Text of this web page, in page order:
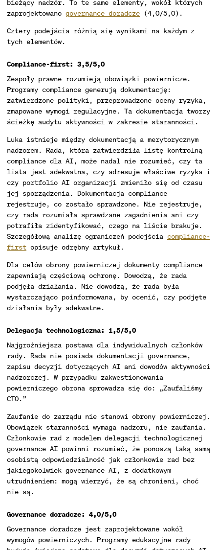
bieżący nadzór. To te same elementy, wokół których
zaprojektowano governance doradcze (4,0/5,0).
Cztery podejścia różnią się wynikami na każdym z
tych elementów.
Compliance-first: 3,5/5,0
Zespoły prawne rozumieją obowiązki powiernicze.
Programy compliance generują dokumentację:
zatwierdzone polityki, przeprowadzone oceny ryzyka,
zmapowane wymogi regulacyjne. Ta dokumentacja tworzy
ścieżkę audytu aktywności w zakresie staranności.
Luka istnieje między dokumentacją a merytorycznym
nadzorem. Rada, która zatwierdziła listę kontrolną
compliance dla AI, może nadal nie rozumieć, czy ta
lista jest adekwatna, czy adresuje właściwe ryzyka i
czy portfolio AI organizacji zmieniło się od czasu
jej sporządzenia. Dokumentacja compliance
rejestruje, co zostało sprawdzone. Nie rejestruje,
czy rada rozumiała sprawdzane zagadnienia ani czy
potrafiła zidentyfikować, czego na liście brakuje.
Szczegółową analizę ograniczeń podejścia compliance-
first opisuje odrębny artykuł.
Dla celów obrony powierniczej dokumenty compliance
zapewniają częściową ochronę. Dowodzą, że rada
podjęła działania. Nie dowodzą, że rada była
wystarczająco poinformowana, by ocenić, czy podjęte
działania były adekwatne.
Delegacja technologiczna: 1,5/5,0
Najgroźniejsza postawa dla indywidualnych członków
rady. Rada nie posiada dokumentacji governance,
zapisu decyzji dotyczących AI ani dowodów aktywności
nadzorczej. W przypadku zakwestionowania
powierniczego obrona sprowadza się do: „Zaufaliśmy
CTO.”
Zaufanie do zarządu nie stanowi obrony powierniczej.
Obowiązek staranności wymaga nadzoru, nie zaufania.
Członkowie rad z modelem delegacji technologicznej
governance AI powinni rozumieć, że ponoszą taką samą
osobistą odpowiedzialność jak członkowie rad bez
jakiegokolwiek governance AI, z dodatkowym
utrudnieniem: mogą wierzyć, że są chronieni, choć
nie są.
Governance doradcze: 4,0/5,0
Governance doradcze jest zaprojektowane wokół
wymogów powierniczych. Programy edukacyjne rady